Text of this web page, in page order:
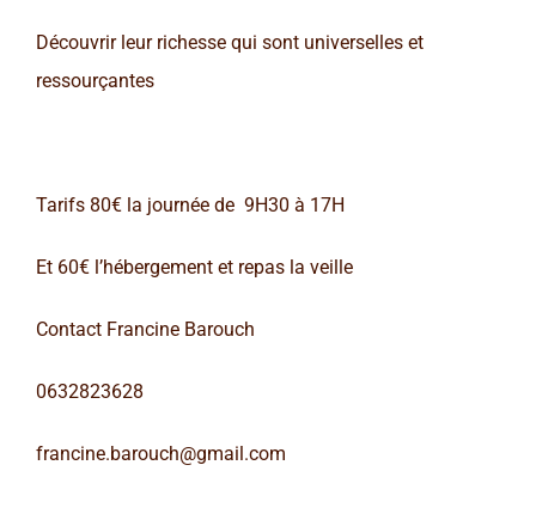
Découvrir leur richesse qui sont universelles et
ressourçantes
Tarifs 80€ la journée de 9H30 à 17H
Et 60€ l’hébergement et repas la veille
Contact Francine Barouch
0632823628
francine.barouch@gmail.com